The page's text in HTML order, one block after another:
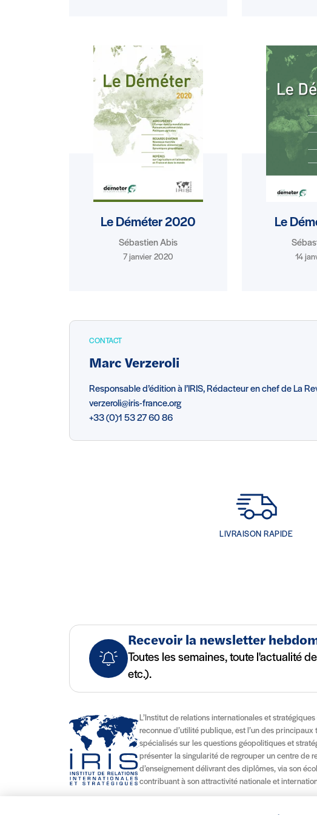
Le Déméter 2020
Sébastien Abis
7 janvier 2020
Le
14
CONTACT
Marc Verzeroli
Responsable d’édition à l’IRIS, Rédacteur en chef de La
verzeroli@iris-france.org
+33 (0)1 53 27 60 86
LIVRAISON RAPIDE
Recevoir la newsletter
Toutes les semaines, toute l'actualité
etc.).
L’Institut de relations internationales et
reconnue d’utilité publique, est l’un des principaux
spécialisés sur les questions géopolitiques et
présenter la singularité de regrouper un centre de
d’enseignement délivrant des diplômes, via son
contribuant à son attractivité nationale et